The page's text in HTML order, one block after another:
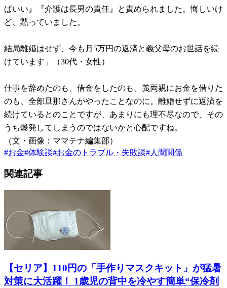
ばいい』『介護は長男の責任』と責められました。悔しいけ
ど、黙っていました。
結局離婚はせず、今も月5万円の返済と義父母のお世話を続
けています」（30代・女性）
仕事を辞めたのも、借金をしたのも、義両親にお金を借りた
のも、全部旦那さんがやったことなのに。離婚せずに返済を
続けているとのことですが、あまりにも理不尽なので、その
うち爆発してしまうのではないかと心配ですね。
（文・画像：ママテナ編集部）
#お金#体験談#お金のトラブル・失敗談#人間関係
関連記事
【セリア】110円の「手作りマスクキット」が猛暑
対策に大活躍！ 1歳児の背中を冷やす簡単“保冷剤